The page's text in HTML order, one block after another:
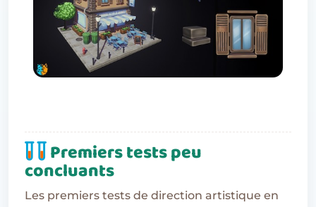
Premiers tests peu
concluants
Les premiers tests de direction artistique en